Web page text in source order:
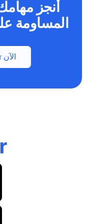
أنجز
المساومة
جرب Transkriptor الآن